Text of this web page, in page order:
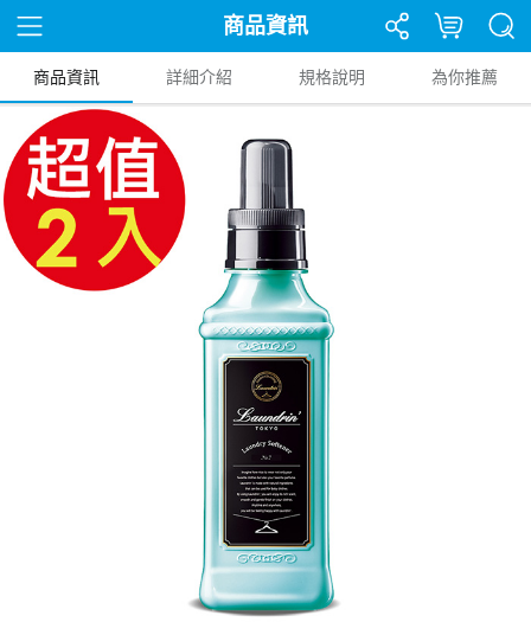
商品資訊
商品資訊 詳細介紹 規格說明 為你推薦